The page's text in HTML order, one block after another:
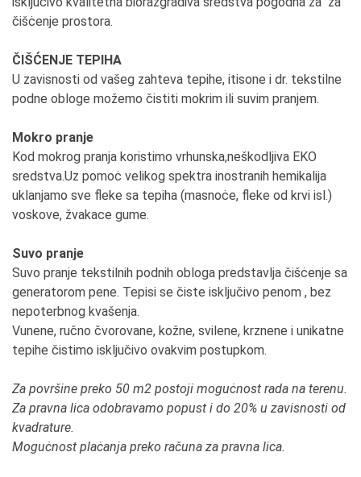
čišċenje prostora.
ČIŠĆENJE TEPIHA
U zavisnosti od vašeg zahteva tepihe, itisone i dr. tekstilne
podne obloge možemo čistiti mokrim ili suvim pranjem.
Mokro pranje
Kod mokrog pranja koristimo vrhunska,neškodljiva EKO
sredstva.Uz pomoċ velikog spektra inostranih hemikalija
uklanjamo sve fleke sa tepiha (masnoċe, fleke od krvi isl.)
voskove, žvakace gume.
Suvo pranje
Suvo pranje tekstilnih podnih obloga predstavlja čišċenje sa
generatorom pene. Tepisi se čiste isključivo penom , bez
nepoterbnog kvašenja.
Vunene, ručno čvorovane, kožne, svilene, krznene i unikatne
tepihe čistimo isključivo ovakvim postupkom.
Za površine preko 50 m2 postoji moguċnost rada na terenu.
Za pravna lica odobravamo popust i do 20% u zavisnosti od
kvadrature.
Moguċnost plaċanja preko računa za pravna lica.